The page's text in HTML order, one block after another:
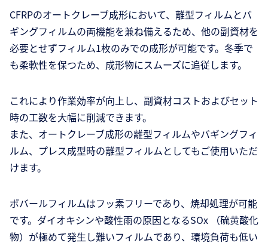
CFRPのオートクレーブ成形において、離型フィルムとバ
ギングフィルムの両機能を兼ね備えるため、他の副資材を
必要とせずフィルム1枚のみでの成形が可能です。冬季で
も柔軟性を保つため、成形物にスムーズに追従します。
これにより作業効率が向上し、副資材コストおよびセット
時の工数を大幅に削減できます。
また、オートクレーブ成形の離型フィルムやバギングフィ
ルム、プレス成型時の離型フィルムとしてもご使用いただ
けます。
ポバールフィルムはフッ素フリーであり、焼却処理が可能
です。ダイオキシンや酸性雨の原因となるSOx （硫黄酸化
物）が極めて発生し難いフィルムであり、環境負荷も低い